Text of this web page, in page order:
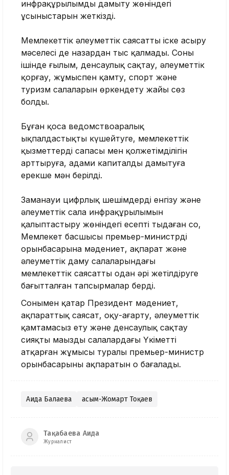
инфрақұрылымды дамыту жөніндегі
ұсыныстарын жеткізді.
Мемлекеттік әлеуметтік саясатты іске асыру
мәселесі де назардан тыс қалмады. Соның
ішінде ғылым, денсаулық сақтау, әлеуметтік
қорғау, жұмыспен қамту, спорт және
туризм салаларын өркендету жайы сөз
болды.
Бұған қоса ведомствоаралық
ықпалдастықты күшейтуге, мемлекеттік
қызметтердің сапасы мен қолжетімділігін
арттыруға, адами капиталды дамытуға
ерекше мән берілді.
Заманауи цифрлық шешімдерді енгізу және
әлеуметтік сала инфрақұрылымын
қалыптастыру жөніндегі есепті тыңдаған соң,
Мемлекет басшысы премьер-министрдің
орынбасарына мәдениет, ақпарат және
әлеуметтік даму салаларындағы
мемлекеттік саясатты одан әрі жетілдіруге
бағытталған тапсырмалар берді.
Сонымен қатар Президент мәдениет,
ақпараттық саясат, оқу-ағарту, әлеуметтік
қамтамасыз ету және денсаулық сақтау
сияқты маңызды салалардағы Үкіметтің
атқарған жұмысы туралы премьер-министр
орынбасарының ақпаратын оң бағалады.
Аида Балаева Қасым-Жомарт Тоқаев
Тақабаева Аида
Журналист